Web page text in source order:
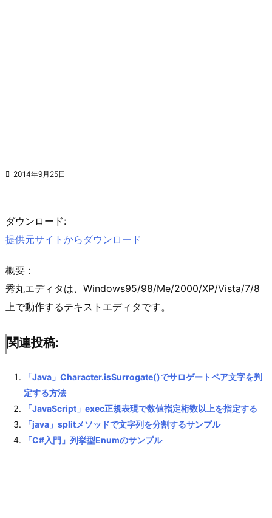
 2014年9月25日
ダウンロード:
提供元サイトからダウンロード
概要：
秀丸エディタは、Windows95/98/Me/2000/XP/Vista/7/8
上で動作するテキストエディタです。
関連投稿:
「Java」Character.isSurrogate()でサロゲートペア文字を判
定する方法
「JavaScript」exec正規表現で数値指定桁数以上を指定する
「java」splitメソッドで文字列を分割するサンプル
「C#入門」列挙型Enumのサンプル